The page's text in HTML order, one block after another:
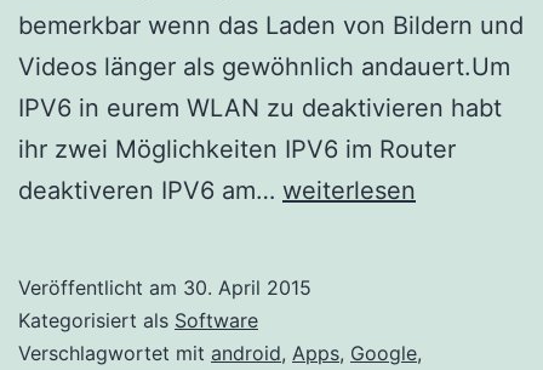
bemerkbar wenn das Laden von Bildern und
Videos länger als gewöhnlich andauert.Um
IPV6 in eurem WLAN zu deaktivieren habt
ihr zwei Möglichkeiten IPV6 im Router
deaktiveren IPV6 am… WLAN
und
weiterlesen
Veröffentlicht am 30. April 2015
Kategorisiert als Software
Verschlagwortet mit android, Apps, Google,